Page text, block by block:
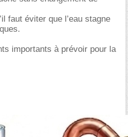
faut éviter que l’eau stagne
importants à prévoir pour la